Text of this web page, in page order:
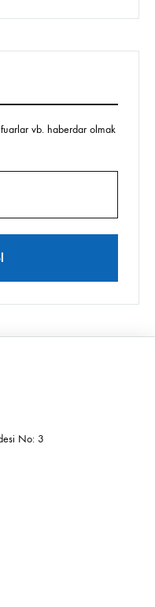
vb. haberdar olmak
No: 3